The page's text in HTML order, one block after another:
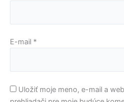
E-mail *
Uložiť moje meno, e-mail a